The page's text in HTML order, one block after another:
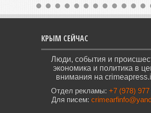
КРЫМ СЕЙЧАС
Люди, события и
экономика и политика в
внимания на
Отдел рекламы: +7 (978) 977
Для писем: